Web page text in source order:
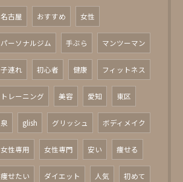
名古屋 おすすめ 女性
パーソナルジム 手ぶら マンツーマン
子連れ 初心者 健康 フィットネス
トレーニング 美容 愛知 東区
泉 glish グリッシュ ボディメイク
女性専用 女性専門 安い 痩せる
痩せたい ダイエット 人気 初めて